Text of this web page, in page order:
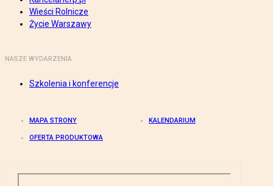
Wieści Rolnicze
Życie Warszawy
NASZE WYDARZENIA
Szkolenia i konferencje
MAPA STRONY KALENDARIUM
OFERTA PRODUKTOWA